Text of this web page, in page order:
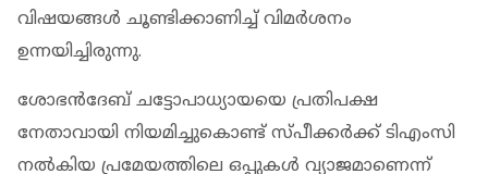
വിഷയങ്ങൾ ചൂണ്ടിക്കാണിച്ച് വിമർശനം
ഉന്നയിച്ചിരുന്നു.
ശോഭൻദേബ് ചട്ടോപാധ്യായയെ പ്രതിപക്ഷ
നേതാവായി നിയമിച്ചുകൊണ്ട് സ്പീക്കർക്ക് ടിഎംസി
നൽകിയ പ്രമേയത്തിലെ ഒപ്പുകൾ വ്യാജമാണെന്ന്